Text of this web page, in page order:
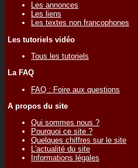
Les annonces
Les liens
Les textes non francophones
Les tutoriels vidéo
Tous les tutoriels
La FAQ
FAQ : Foire aux questions
A propos du site
Qui sommes nous ?
Pourquoi ce site ?
Quelques chiffres sur le site
L'actualité du site
Informations légales